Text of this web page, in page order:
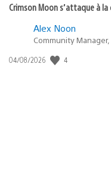
Crimson Moon s’attaque à
Alex Noon
Community
Date
04/08/2026 4